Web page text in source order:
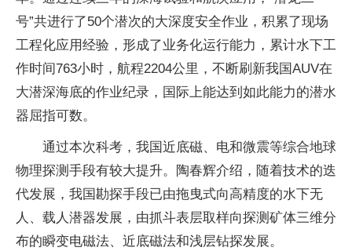
号”共进行了50个潜次的大深度安全作业，积累了现场
工程化应用经验，形成了业务化运行能力，累计水下工
作时间763小时，航程2204公里，不断刷新我国AUV在
大潜深海底的作业纪录，国际上能达到如此能力的潜水
器屈指可数。
通过本次科考，我国近底磁、电和微震等综合地球
物理探测手段有较大提升。陶春辉介绍，随着技术的迭
代发展，我国勘探手段已由拖曳式向高精度的水下无
人、载人潜器发展，由抓斗表层取样向探测矿体三维分
布的瞬变电磁法、近底磁法和浅层钻探发展。